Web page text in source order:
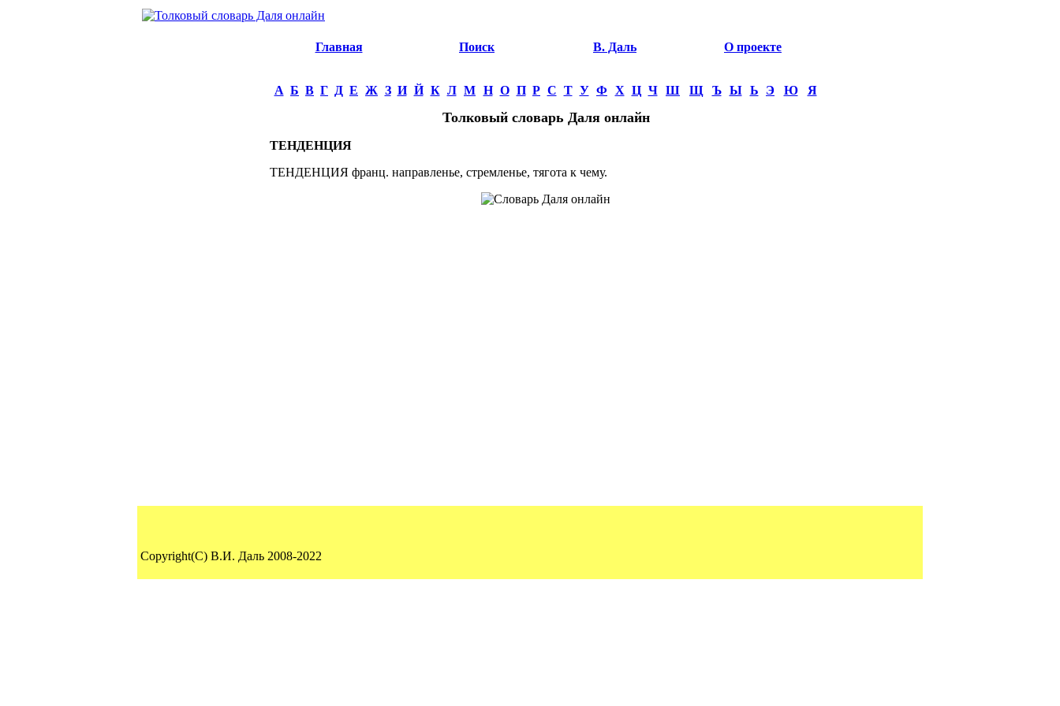
Главная Поиск В. Даль О проекте
А Б В Г Д Е Ж З И Й К Л М Н О П Р С Т У Ф Х Ц Ч Ш Щ Ъ Ы Ь Э Ю Я
Толковый словарь Даля онлайн
ТЕНДЕНЦИЯ
ТЕНДЕНЦИЯ франц. направленье, стремленье, тягота к чему.
Copyright(C) В.И. Даль 2008-2022